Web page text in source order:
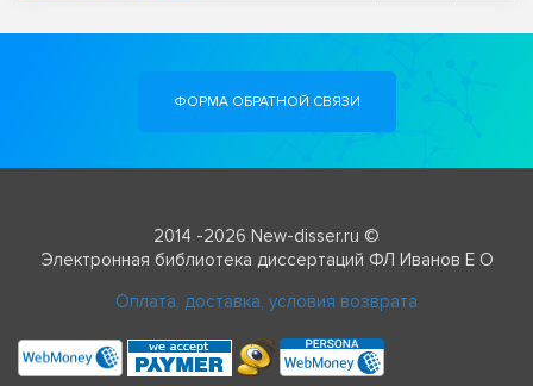
ФОРМА ОБРАТНОЙ СВЯЗИ
2014 -2026 New-disser.ru ©
Электронная библиотека диссертаций ФЛ Иванов Е О
Оплата, доставка, условия возврата